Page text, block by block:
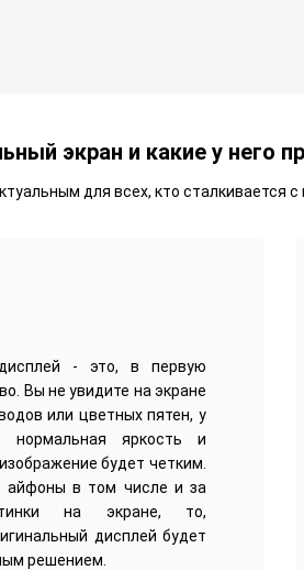
экран и какие у него
для всех, кто
- это, в первую
Вы не увидите на экране
или цветных пятен, у
нормальная яркость и
будет четким.
айфоны в том числе и за
на экране, то,
дисплей будет
решением.